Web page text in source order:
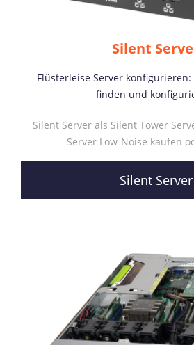
Silent
Flüsterleise Server
finden und
Silent Server als Silent Tower
Server Low-Noise kaufen
Silent Server